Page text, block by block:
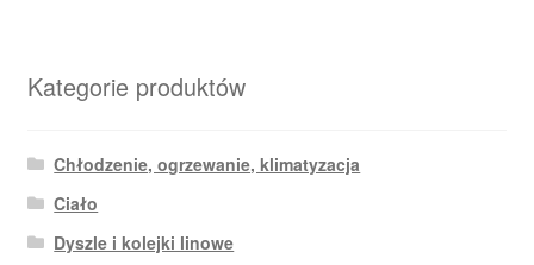
Kategorie produktów
Chłodzenie, ogrzewanie, klimatyzacja
Ciało
Dyszle i kolejki linowe